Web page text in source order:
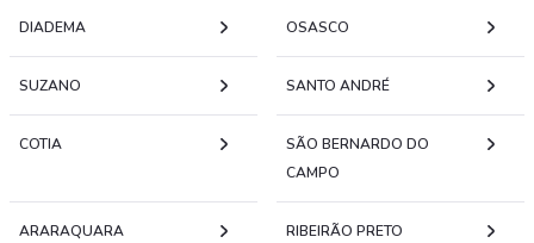
DIADEMA OSASCO
SUZANO SANTO ANDRÉ
COTIA
SÃO BERNARDO DO
CAMPO
ARARAQUARA RIBEIRÃO PRETO